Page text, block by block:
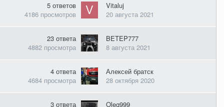
5 ответов
4186 просмотров
Vitaluj
20 августа 2021
23 ответа
4882 просмотра
BETEP777
8 августа 2021
4 ответа
4684 просмотра
Алексей братск
28 октября 2020
3 ответа Oleg999